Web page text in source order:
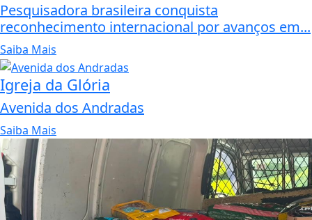
Pesquisadora brasileira conquista
reconhecimento internacional por avanços em...
Saiba Mais
Igreja da Glória
Avenida dos Andradas
Saiba Mais